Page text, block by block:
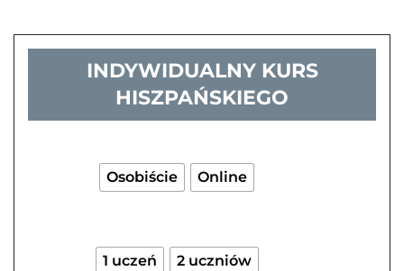
INDYWIDUALNY KURS
HISZPAŃSKIEGO
Osobiście Online
1 uczeń 2 uczniów
kurs
hiszpańskiego